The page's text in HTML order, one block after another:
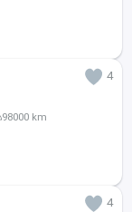
4
98000 km
4